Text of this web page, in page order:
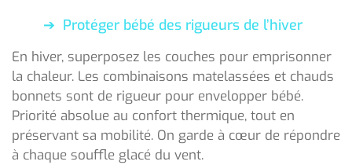
Protéger bébé des rigueurs de l’hiver
En hiver, superposez les couches pour emprisonner
la chaleur. Les combinaisons matelassées et chauds
bonnets sont de rigueur pour envelopper bébé.
Priorité absolue au confort thermique, tout en
préservant sa mobilité. On garde à cœur de répondre
à chaque souffle glacé du vent.